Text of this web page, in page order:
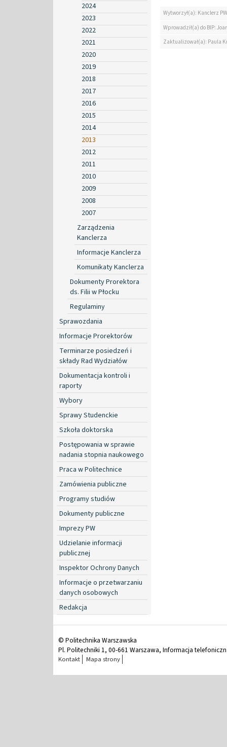
2024
2023
2022
2021
2020
2019
2018
2017
2016
2015
2014
2013
2012
2011
2010
2009
2008
2007
Zarządzenia
Kanclerza
Informacje Kanclerza
Komunikaty Kanclerza
Dokumenty Prorektora
ds. Filii w Płocku
Regulaminy
Sprawozdania
Informacje Prorektorów
Terminarze posiedzeń i
składy Rad Wydziałów
Dokumentacja kontroli i
raporty
Wybory
Sprawy Studenckie
Szkoła doktorska
Postępowania w sprawie
nadania stopnia naukowego
Praca w Politechnice
Zamówienia publiczne
Programy studiów
Dokumenty publiczne
Imprezy PW
Udzielanie informacji
publicznej
Inspektor Ochrony Danych
Informacje o przetwarzaniu
danych osobowych
Redakcja
Wytworzył(a): Kanclerz PW
Wprowadził(a) do BIP:
Zaktualizował(a): Paula
© Politechnika Warszawska
Pl. Politechniki 1, 00-661 Warszawa, Informacja
Kontakt Mapa strony